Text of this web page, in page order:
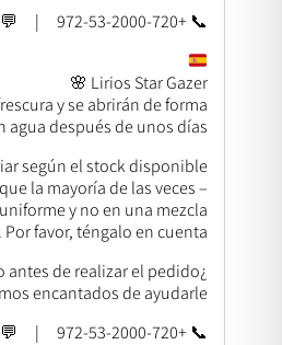
📞 +972-53-2000-720 | 💬 WhatsApp : +972-53-2000-730
Lirios Star Gazer 🌸
y se abrirán de forma
agua después de unos días.
según el stock disponible.
la mayoría de las veces –
y no en una mezcla
favor, téngalo en cuenta.
¿Tiene preguntas o desea asesoramiento antes de realizar el pedido?
encantados de ayudarle.
📞 +972-53-2000-720 | 💬 WhatsApp: +972-53-2000-730